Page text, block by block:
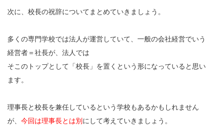
次に、校長の祝辞についてまとめていきましょう。
多くの専門学校では法人が運営していて、一般の会社経営でいう
経営者＝社長が、法人では
そこのトップとして「校長」を置くという形になっていると思い
ます。
理事長と校長を兼任しているという学校もあるかもしれません
が、 今回は理事長とは別 にして考えていきましょう。